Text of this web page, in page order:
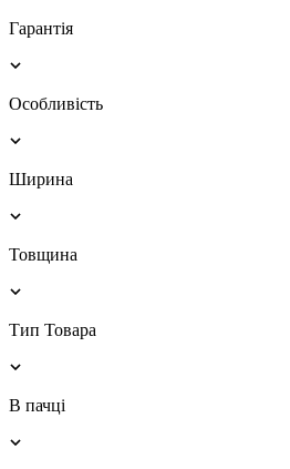
Гарантія
Особливість
Ширина
Товщина
Тип Товара
В пачці